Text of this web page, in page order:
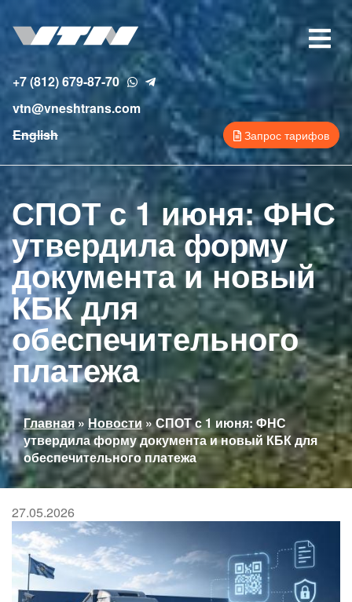
основному
содержанию
Toggle
+7 (812) 679-87-70
vtn@vneshtrans.com
English
Запрос тарифов
СПОТ с 1 июня: ФНС
утвердила форму
документа и новый
КБК для
обеспечительного
платежа
Вы
здесь
Главная» Новости »СПОТ с 1 июня: ФНС
утвердила форму документа и новый КБК для
обеспечительного платежа
27.05.2026